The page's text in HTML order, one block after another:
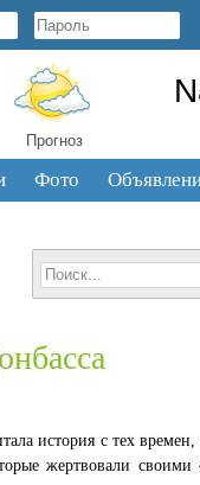
Прогноз
Фото
история с тех
жертвовали своими